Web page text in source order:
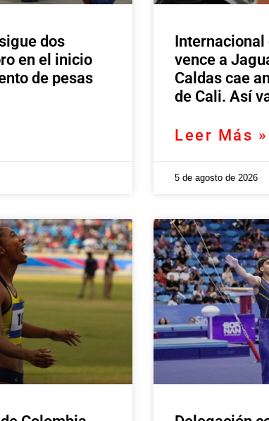
dos
en el inicio
de pesas
vence a
Caldas cae
de Cali. Así
Leer Más »
5 de agosto de 2026